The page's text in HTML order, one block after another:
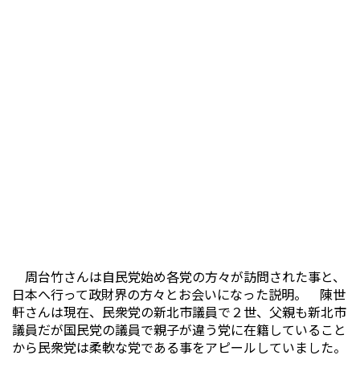
周台竹さんは自民党始め各党の方々が訪問された事と、
日本へ行って政財界の方々とお会いになった説明。 陳世
軒さんは現在、民衆党の新北市議員で２世、父親も新北市
議員だが国民党の議員で親子が違う党に在籍していること
から民衆党は柔軟な党である事をアピールしていました。